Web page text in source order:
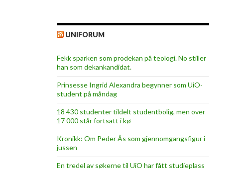
UNIFORUM
Fekk sparken som prodekan på teologi. No stiller
han som dekankandidat.
Prinsesse Ingrid Alexandra begynner som UiO-
student på måndag
18 430 studenter tildelt studentbolig, men over
17 000 står fortsatt i kø
Kronikk: Om Peder Ås som gjennomgangsfigur i
jussen
En tredel av søkerne til UiO har fått studieplass